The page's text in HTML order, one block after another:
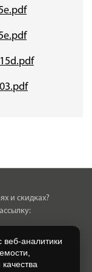
и скидках?
моих
аналитики